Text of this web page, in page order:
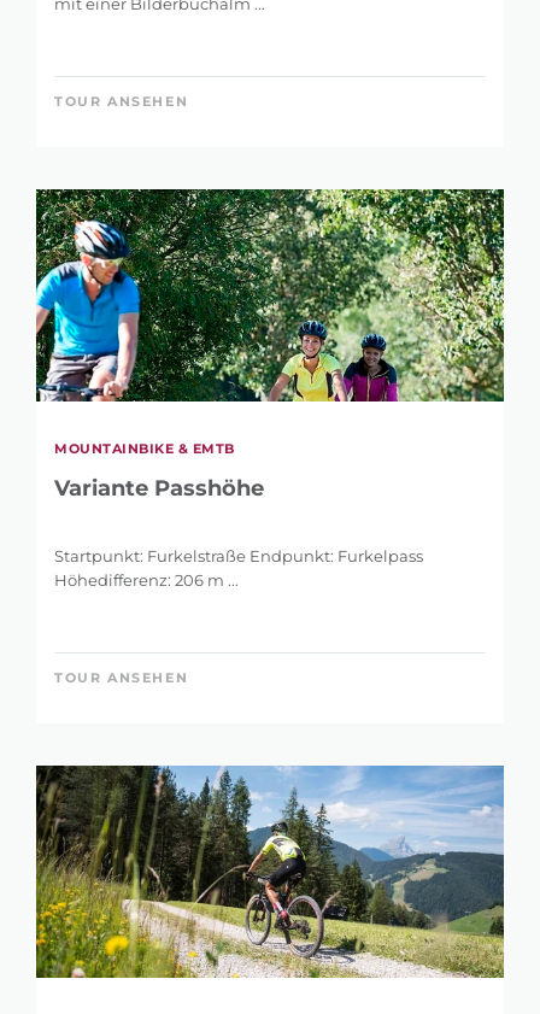
TOUR ANSEHEN
MOUNTAINBIKE & EMTB
Variante Passhöhe
Startpunkt: Furkelstraße Endpunkt: Furkelpass
Höhedifferenz: 206 m ...
TOUR ANSEHEN